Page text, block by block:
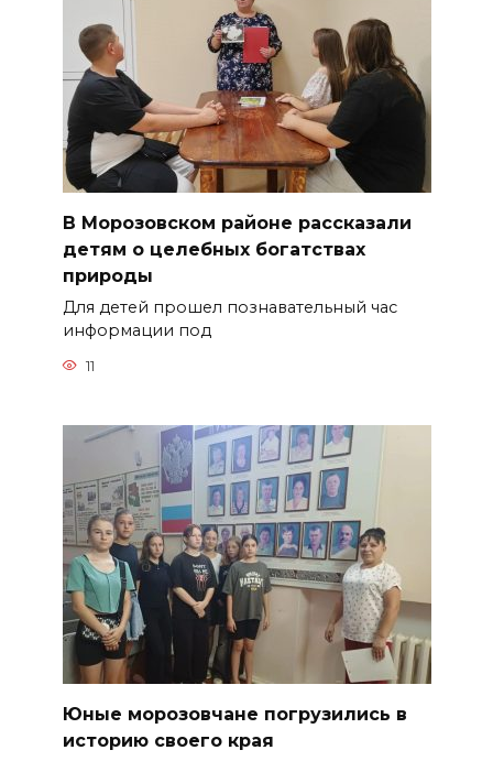
В Морозовском районе рассказали
детям о целебных богатствах
природы
Для детей прошел познавательный час
информации под
11
Юные морозовчане погрузились в
историю своего края